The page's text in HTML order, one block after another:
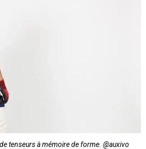
tenseurs à mémoire de forme. @auxivo